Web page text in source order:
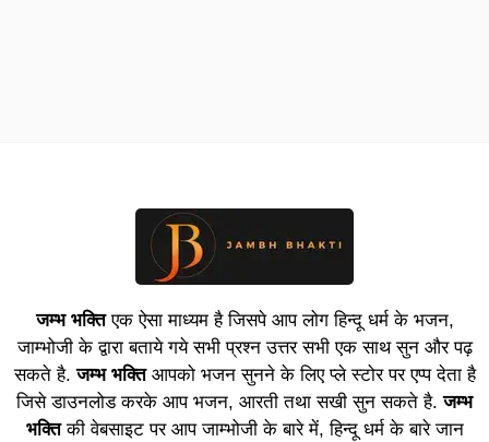
जम्भ भक्तिएक ऐसा माध्यम है जिसपे आप लोग हिन्दू धर्म के भजन,
जाम्भोजी के द्वारा बताये गये सभी प्रश्न उत्तर सभी एक साथ सुन और पढ़
सकते है.जम्भ भक्तिआपको भजन सुनने के लिए प्ले स्टोर पर एप्प देता है
जिसे डाउनलोड करके आप भजन, आरती तथा सखी सुन सकते है.जम्भ
भक्तिकी वेबसाइट पर आप जाम्भोजी के बारे में, हिन्दू धर्म के बारे जान